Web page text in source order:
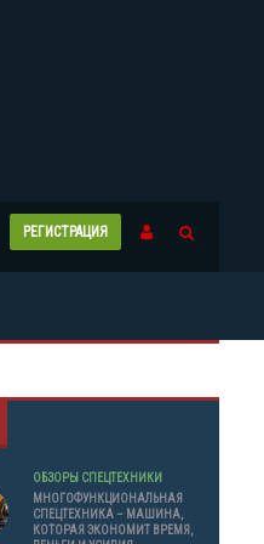
РЕГИСТРАЦИЯ
ОБЗОРЫ СПЕЦТЕХНИКИ
МНОГОФУНКЦИОНАЛЬНАЯ
СПЕЦТЕХНИКА – МАШИНА,
КОТОРАЯ ЭКОНОМИТ ВРЕМЯ,